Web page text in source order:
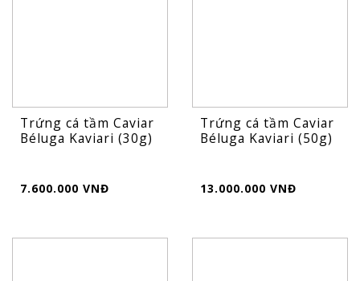
Trứng cá tầm Caviar
Béluga Kaviari (30g)
7.600.000 VNĐ
Trứng cá tầm Caviar
Béluga Kaviari (50g)
13.000.000 VNĐ